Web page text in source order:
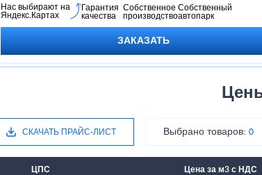
цементно-стружечные плиты под кирпич гораздо ниже
облицовки.
Нас выбирают на
Яндекс.Картах
Гарантия
качества
Собственное
производство
Собственный
автопарк
ЗАКАЗАТЬ
СКАЧАТЬ ПРАЙС-ЛИСТ Выбрано товаров: 0
ЦПС Цена за м3 с НДС